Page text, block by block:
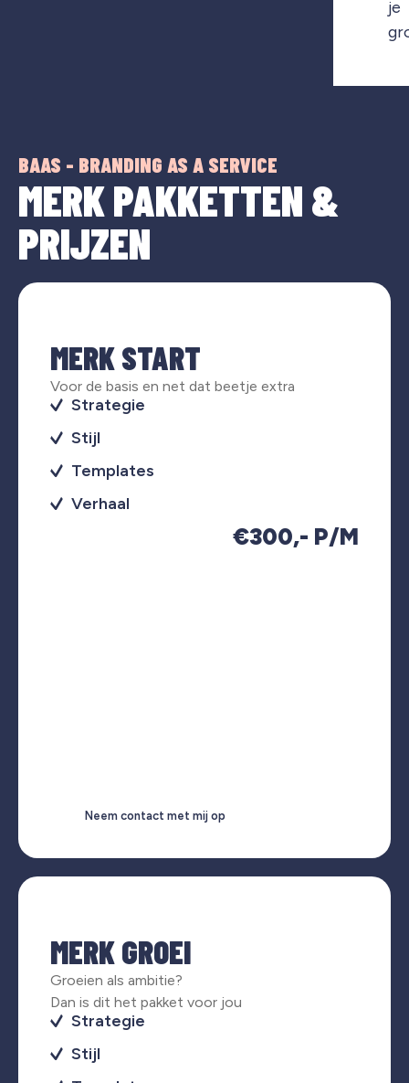
je
BAAS - BRANDING AS A SERVICE
MERK PAKKETTEN &
PRIJZEN
MERK START
Voor de basis en net dat beetje extra
Strategie
Stijl
Templates
Verhaal
€300,- P/M
Neem contact met mij op
MERK GROEI
Groeien als ambitie?
Dan is dit het pakket voor jou
Strategie
Stijl